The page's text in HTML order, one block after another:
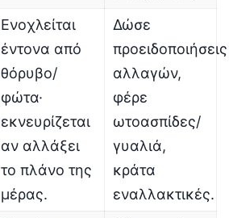
Ενοχλείται
έντονα από
θόρυβο/
φώτα·
εκνευρίζεται
αν αλλάξει
το πλάνο της
μέρας.
Δώσε
προειδοποιήσεις
αλλαγών,
φέρε
ωτοασπίδες/
γυαλιά,
κράτα
εναλλακτικές.